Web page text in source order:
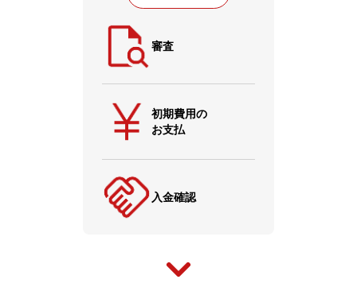
審査
初期費用の
お支払
入金確認